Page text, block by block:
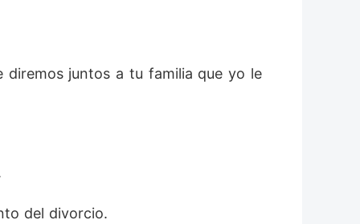
diremos juntos a tu familia que yo le
del divorcio.